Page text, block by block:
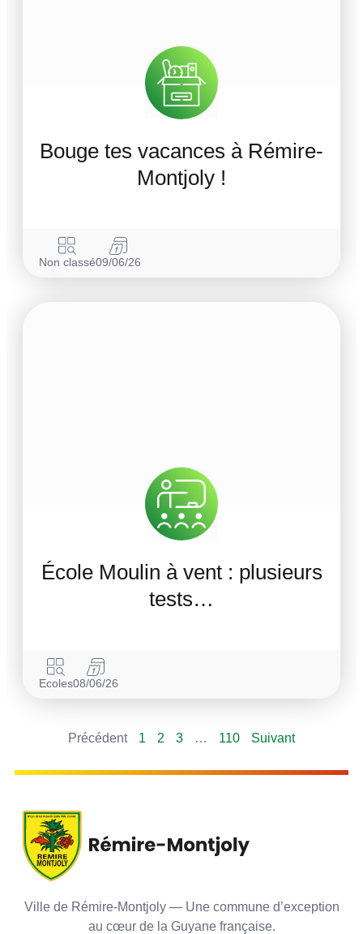
Bouge tes vacances à Rémire-
Montjoly !
Non classé09/06/26
École Moulin à vent : plusieurs
tests…
Ecoles08/06/26
Précédent 1 2 3 … 110 Suivant
Ville de Rémire-Montjoly — Une commune d’exception
au cœur de la Guyane française.